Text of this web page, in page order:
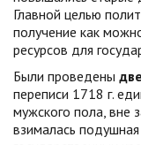
Главной целью
получение как
ресурсов для
Были проведены
переписи 1718 г.
мужского пола, вне
взималась